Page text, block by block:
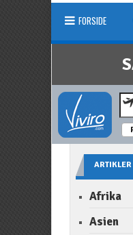
FORSIDE
ARTIKLER
Afrika
Asien